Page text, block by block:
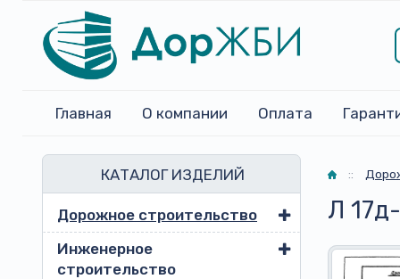
Главная О компании Оплата
КАТАЛОГ ИЗДЕЛИЙ
Дорожное строительство
Инженерное
строительство
Главная
::
Л